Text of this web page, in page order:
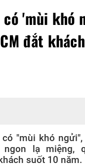
có 'mùi khó
đắt
có "mùi khó
ngon lạ miệng,
suốt 10 năm.